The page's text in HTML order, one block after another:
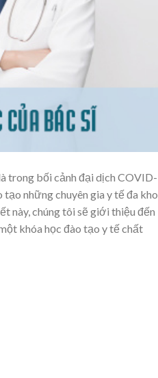
trong bối cảnh đại dịch
tạo những chuyên gia y tế đa
này, chúng tôi sẽ giới thiệu đến
khóa học đào tạo y tế chất